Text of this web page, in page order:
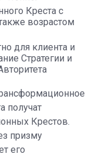
Креста с
возрастом
для клиента и
Стратегии и
получат
Крестов.
призму
его